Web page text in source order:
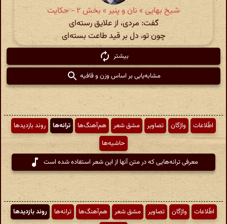
شیخ بهایی » نان و پنیر » بخش ۲ - حکایت
گفت: مردی، از علایق رسته‌ای
چون تو، دل بر قید طاعت بسته‌ای
بیشتر
مشابه‌یابی بر اساس وزن و قافیه
اطّلاعات واژگان تصاویر مشق شعر هم‌آهنگ‌ها ترانه‌ها
روند بازدیدها
حاشیه‌ها
معرفی ترانه‌هایی که در متن آنها از این شعر استفاده شده است
اطّلاعات واژگان تصاویر مشق شعر هم‌آهنگ‌ها ترانه‌ها
روند بازدیدها